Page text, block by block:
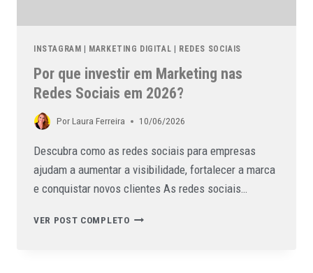
INSTAGRAM | MARKETING DIGITAL | REDES SOCIAIS
Por que investir em Marketing nas
Redes Sociais em 2026?
PorLaura Ferreira 10/06/2026
Descubra como as redes sociais para empresas
ajudam a aumentar a visibilidade, fortalecer a marca
e conquistar novos clientes As redes sociais…
VER POST COMPLETO